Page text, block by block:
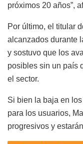
próximos 20 años”,
Por último, el titular
alcanzados durante
y sostuvo que los
posibles sin un país
el sector.
Si bien la baja en
para los usuarios,
progresivos y